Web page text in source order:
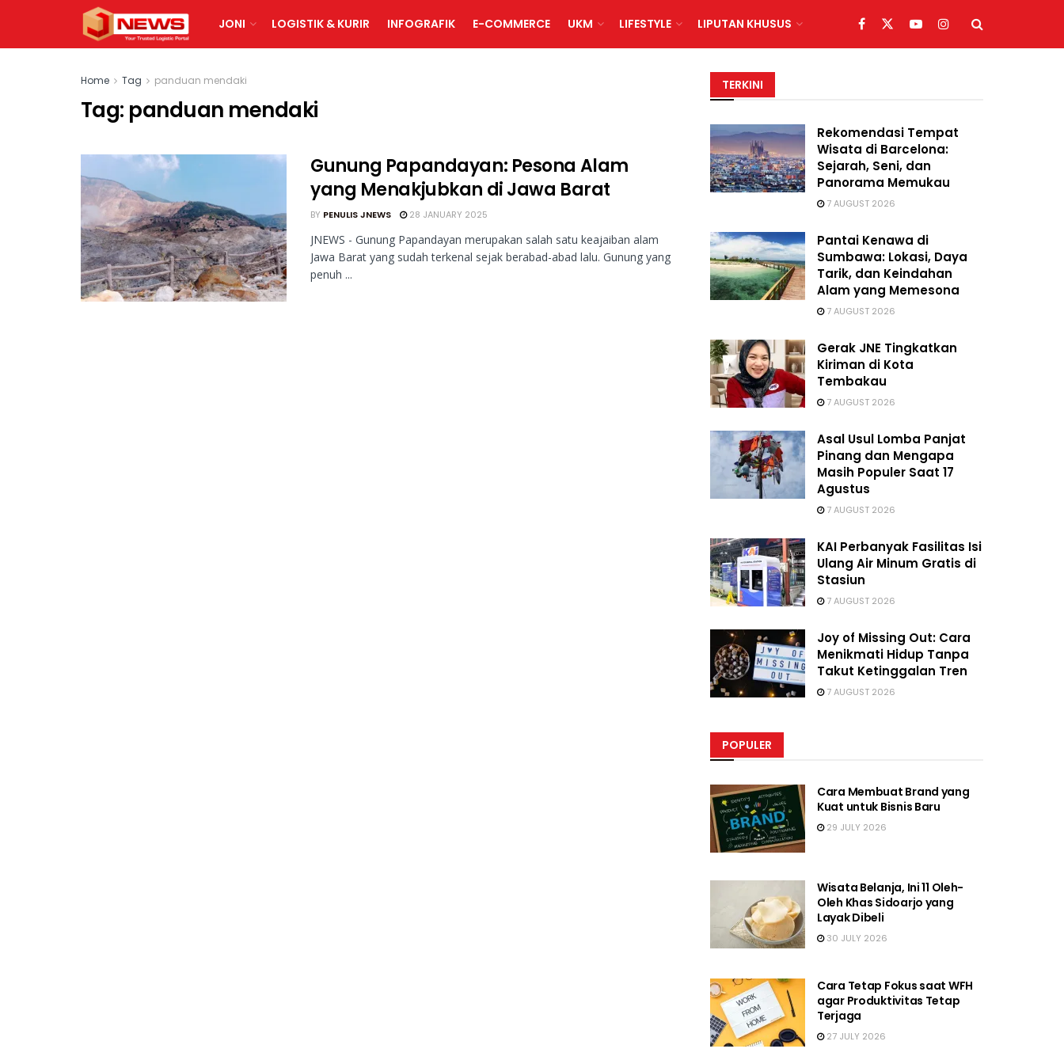
JONI LOGISTIK & KURIR INFOGRAFIK E-COMMERCE UKM LIFESTYLE LIPUTAN KHUSUS
Home Tag panduan mendaki
Tag: panduan mendaki
Gunung Papandayan: Pesona Alam
yang Menakjubkan di Jawa Barat
BY PENULIS JNEWS 28 JANUARY 2025
JNEWS - Gunung Papandayan merupakan salah satu keajaiban alam
Jawa Barat yang sudah terkenal sejak berabad-abad lalu. Gunung yang
penuh ...
TERKINI
Rekomendasi Tempat
Wisata di Barcelona:
Sejarah, Seni, dan
Panorama Memukau
7 AUGUST 2026
Pantai Kenawa di
Sumbawa: Lokasi, Daya
Tarik, dan Keindahan
Alam yang Memesona
7 AUGUST 2026
Gerak JNE Tingkatkan
Kiriman di Kota
Tembakau
7 AUGUST 2026
Asal Usul Lomba Panjat
Pinang dan Mengapa
Masih Populer Saat 17
Agustus
7 AUGUST 2026
KAI Perbanyak Fasilitas Isi
Ulang Air Minum Gratis di
Stasiun
7 AUGUST 2026
Joy of Missing Out: Cara
Menikmati Hidup Tanpa
Takut Ketinggalan Tren
7 AUGUST 2026
POPULER
Cara Membuat Brand yang
Kuat untuk Bisnis Baru
29 JULY 2026
Wisata Belanja, Ini 11 Oleh-
Oleh Khas Sidoarjo yang
Layak Dibeli
30 JULY 2026
Cara Tetap Fokus saat WFH
agar Produktivitas Tetap
Terjaga
27 JULY 2026